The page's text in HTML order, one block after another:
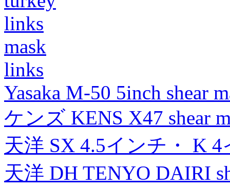
links
mask
links
Yasaka M-50 5inch shear
ケンズ KENS X47 shear
天洋 SX 4.5インチ・ K
天洋 DH TENYO DAIRI